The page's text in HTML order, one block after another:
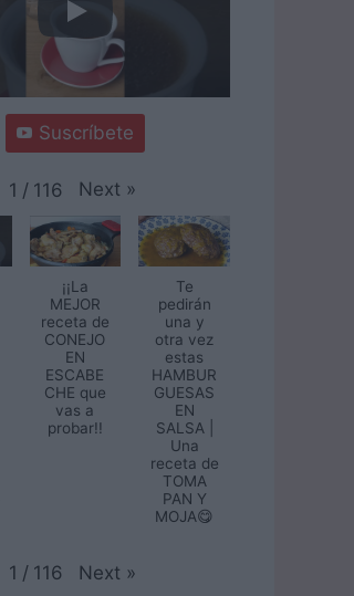
Suscríbete
1 / 116 Next »
¡¡La
MEJOR
receta de
CONEJO
EN
ESCABE
CHE que
vas a
probar!!
Te
pedirán
una y
otra vez
estas
HAMBUR
GUESAS
EN
SALSA |
Una
receta de
TOMA
PAN Y
MOJA😋
1 / 116 Next »